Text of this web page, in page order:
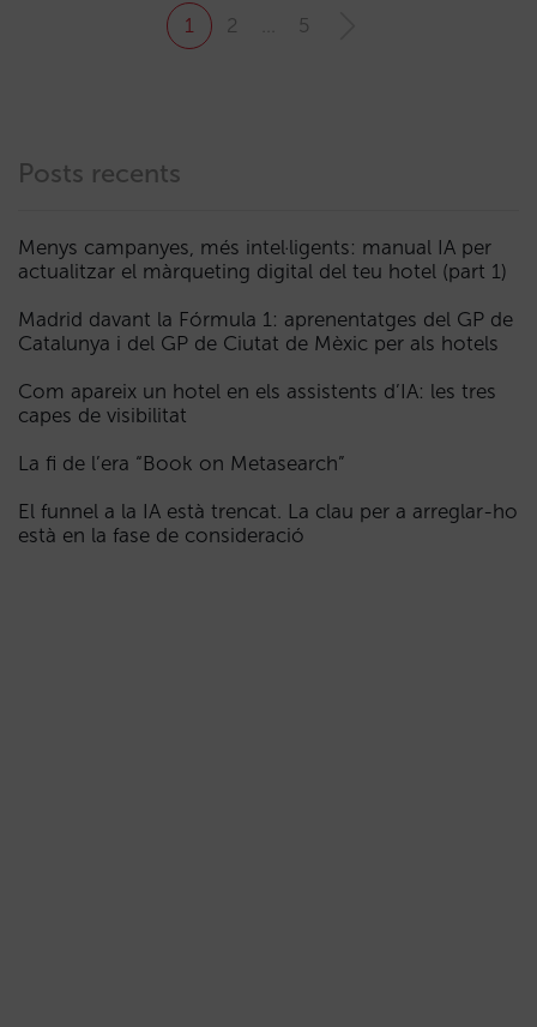
1 2 5
Posts recents
Menys campanyes, més intel·ligents: manual IA per
actualitzar el màrqueting digital del teu hotel (part 1)
Madrid davant la Fórmula 1: aprenentatges del GP de
Catalunya i del GP de Ciutat de Mèxic per als hotels
Com apareix un hotel en els assistents d’IA: les tres
capes de visibilitat
La fi de l’era “Book on Metasearch”
El funnel a la IA està trencat. La clau per a arreglar-ho
està en la fase de consideració